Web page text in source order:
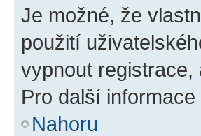
Je možné, že
použití
vypnout
Pro další
Nahoru